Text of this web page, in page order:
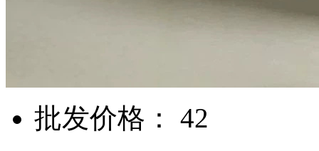
批发价格： 42